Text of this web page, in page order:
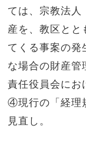
ては、宗教法人
産を、教区とと
てくる事案の発
な場合の財産管
責任役員会にお
④現行の「経理
見直し。